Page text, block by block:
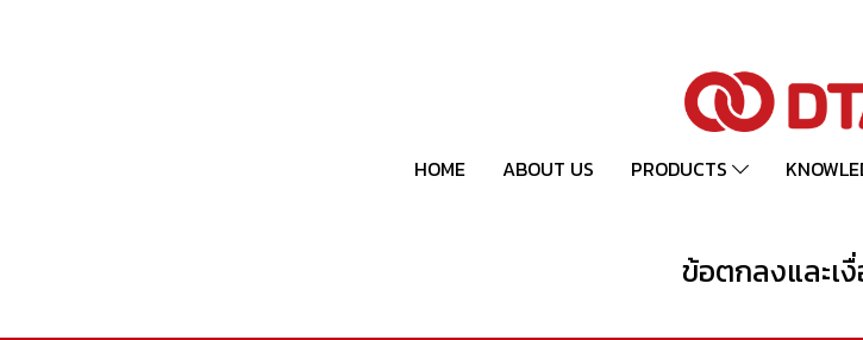
HOME ABOUT US PRODUCTS
ข้อตกลงและเ